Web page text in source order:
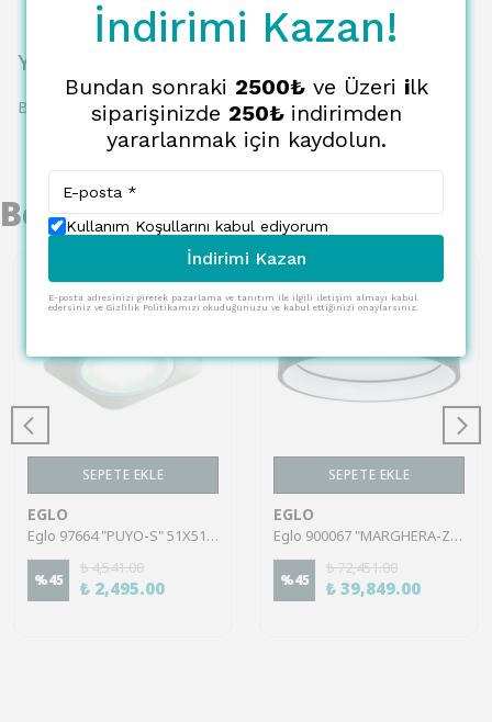
Yorumlar
Bu ürün için henüz yorum yapılmamış.
Benzer Ürünler
SEPETE EKLE
EGLO
Eglo 97664 "PUYO-S" 51X51 Cm Uzunluğunda Nikel Mat Krom Tavan Armatürü
%45
₺ 4,541.00
₺ 2,495.00
SEPETE EKLE
EGLO
Eglo 900067 "MARGHERA-Z" Çelik Siyah Tavan Armatürü RGB
%45
₺ 72,451.00
₺ 39,849.00
İndirimi Kazan!
Bundan sonraki 2500₺ve Üzeri ilk
siparişinizde 250₺ indirimden
yararlanmak için kaydolun.
Kullanım Koşullarını kabul ediyorum
İndirimi Kazan
E-posta adresinizi girerek pazarlama ve tanıtım ile ilgili iletişim almayı kabul
edersiniz ve Gizlilik Politikamızı okuduğunuzu ve kabul ettiğinizi onaylarsınız.